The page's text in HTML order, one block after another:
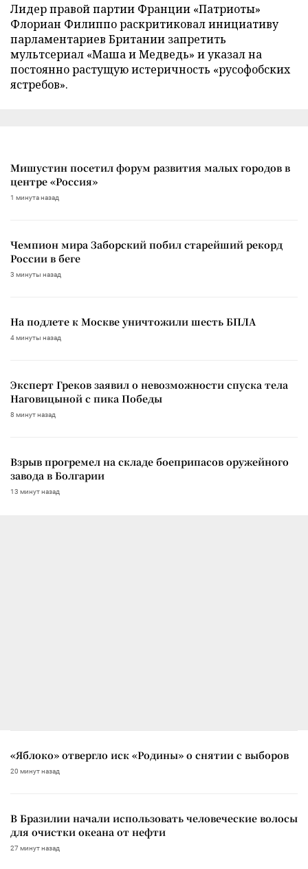
Лидер правой партии Франции «Патриоты»
Флориан Филиппо раскритиковал инициативу
парламентариев Британии запретить
мультсериал «Маша и Медведь» и указал на
постоянно растущую истеричность «русофобских
ястребов».
Мишустин посетил форум развития малых городов в
центре «Россия»
1 минута назад
Чемпион мира Заборский побил старейший рекорд
России в беге
3 минуты назад
На подлете к Москве уничтожили шесть БПЛА
4 минуты назад
Эксперт Греков заявил о невозможности спуска тела
Наговицыной с пика Победы
8 минут назад
Взрыв прогремел на складе боеприпасов оружейного
завода в Болгарии
13 минут назад
«Яблоко» отвергло иск «Родины» о снятии с выборов
20 минут назад
В Бразилии начали использовать человеческие волосы
для очистки океана от нефти
27 минут назад